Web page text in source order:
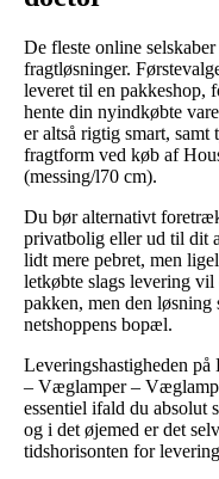
De fleste online
fragtløsninger.
leveret til en pakkeshop,
hente din nyindkøbte
er altså rigtig smart,
fragtform ved køb af
(messing/l70 cm).
Du bør alternativt
privatbolig eller ud til dit
lidt mere pebret, men
letkøbte slags levering
pakken, men den
netshoppens bopæl.
Leveringshastigheden
– Væglamper –
essentiel ifald du absolut
og i det øjemed er det
tidshorisonten for